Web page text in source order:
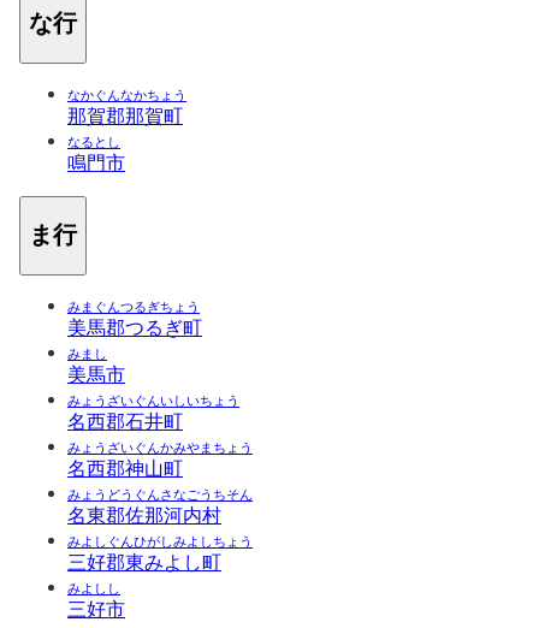
な行
なかぐんなかちょう
那賀郡那賀町
なるとし
鳴門市
ま行
みまぐんつるぎちょう
美馬郡つるぎ町
みまし
美馬市
みょうざいぐんいしいちょう
名西郡石井町
みょうざいぐんかみやまちょう
名西郡神山町
みょうどうぐんさなごうちそん
名東郡佐那河内村
みよしぐんひがしみよしちょう
三好郡東みよし町
みよしし
三好市